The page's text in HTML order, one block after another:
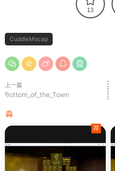
13
CuddleMocap
上一篇
Bottom_of_the_Town
荐